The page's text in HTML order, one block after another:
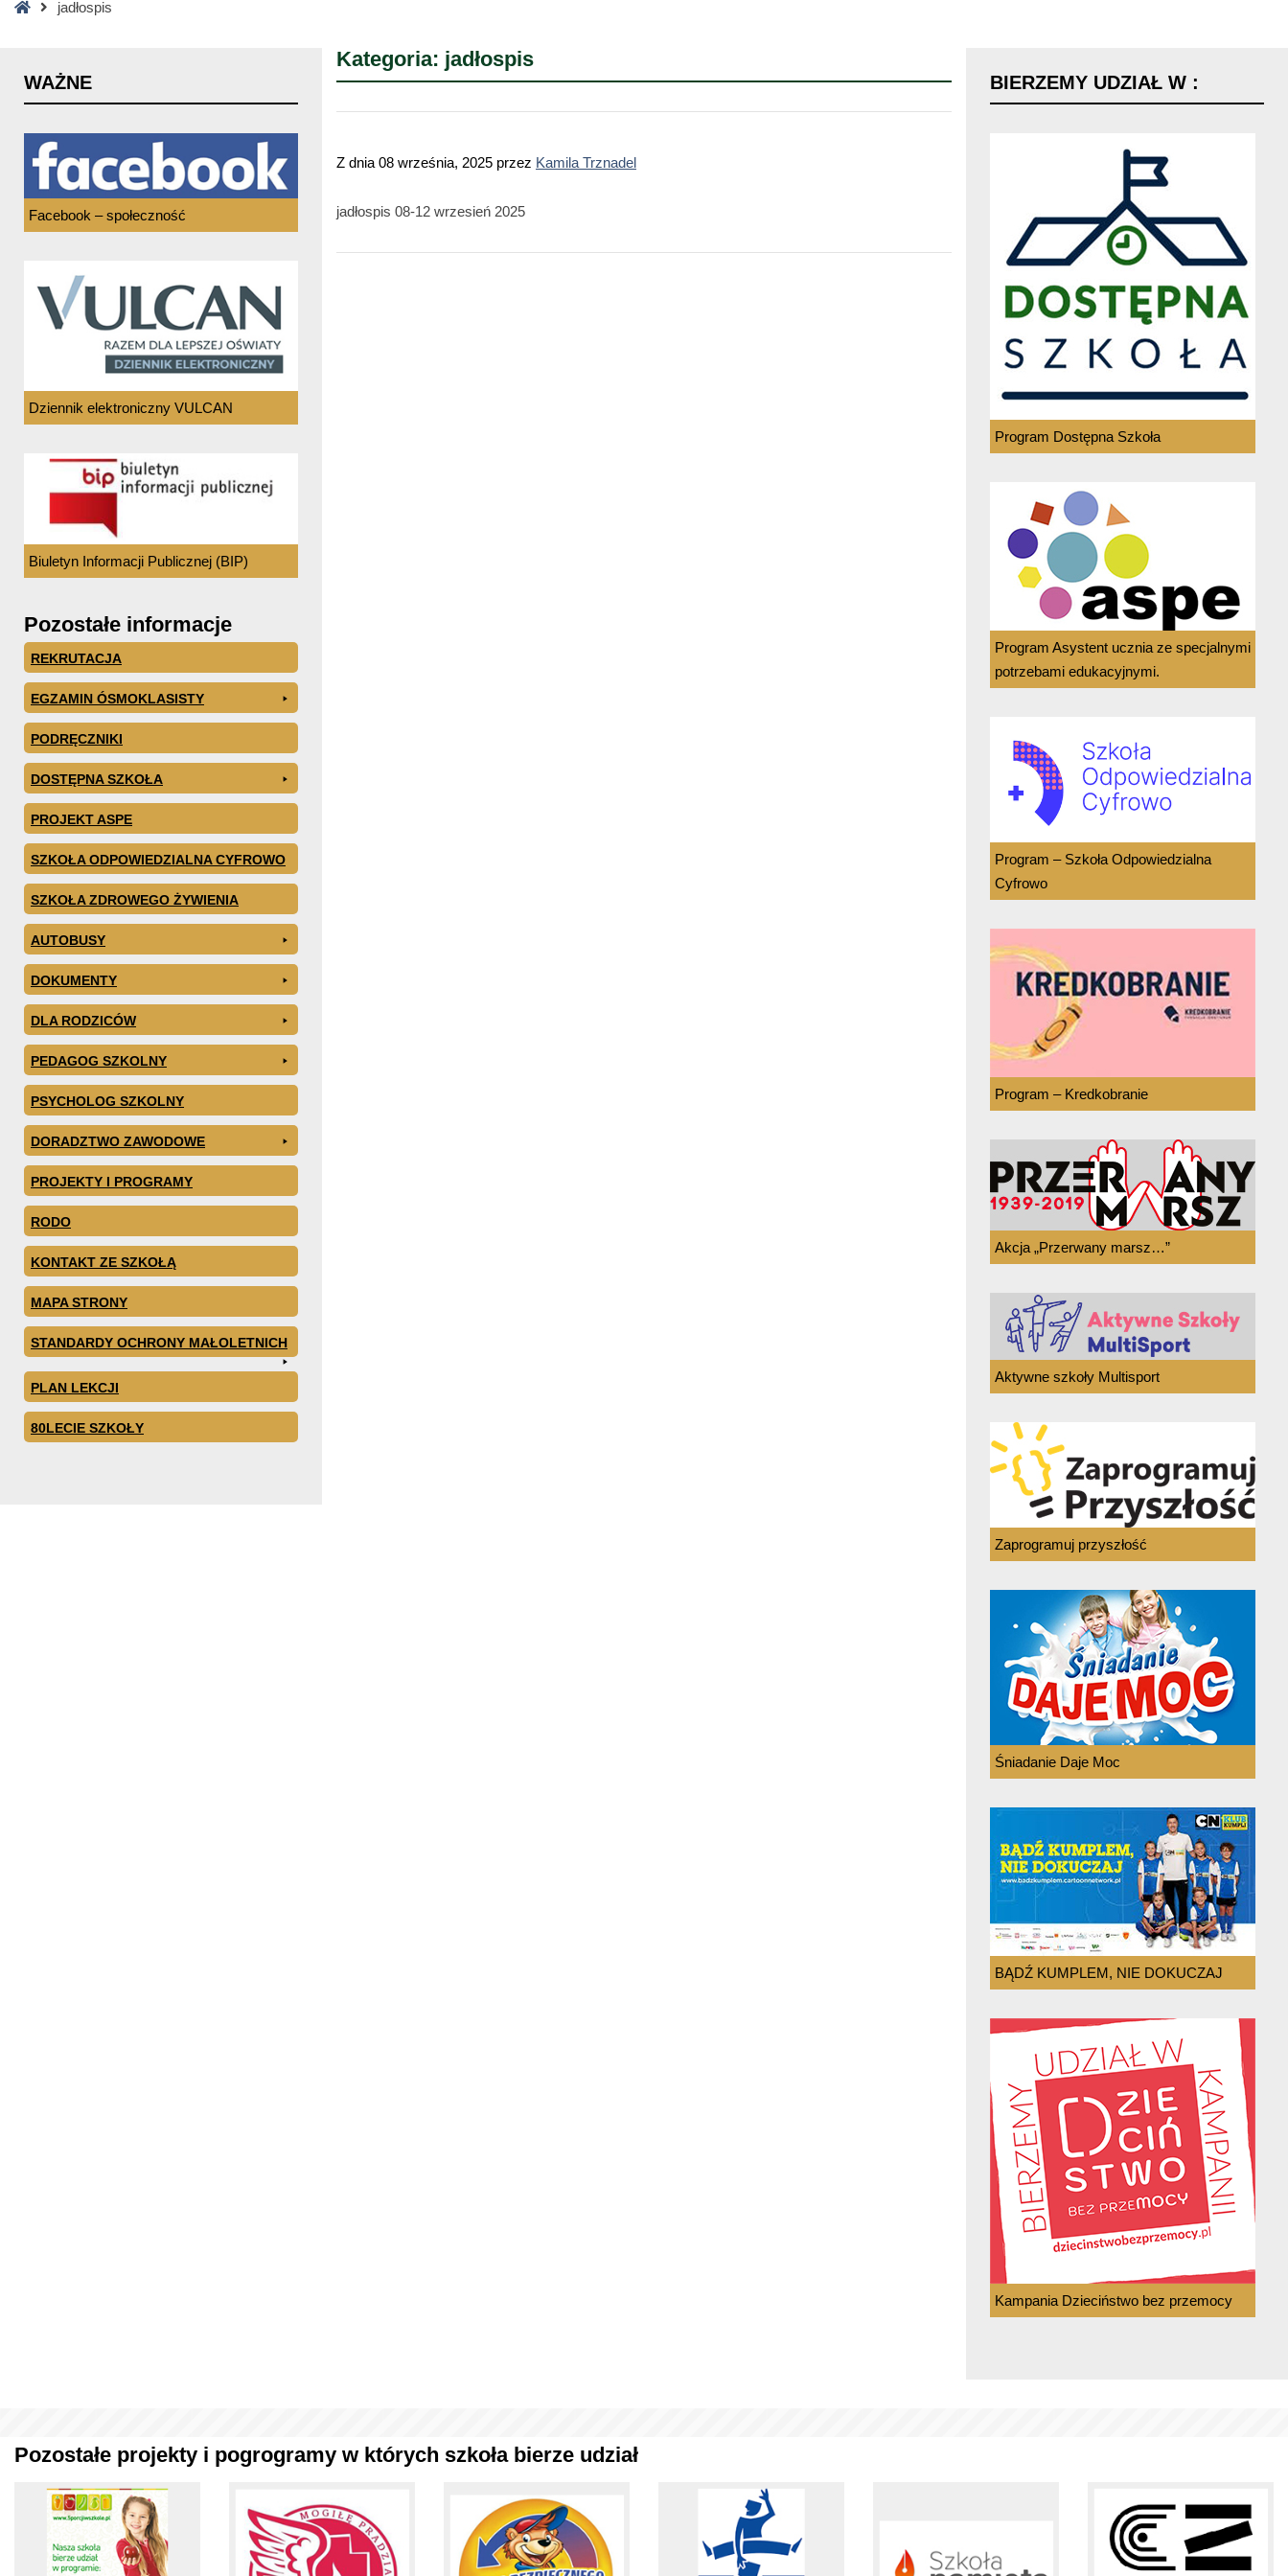
Stronajadłospis
Kategoria: jadłospis
Z dnia 08 września, 2025 przez Kamila Trznadel
jadłospis 08-12 wrzesień 2025
WAŻNE
Facebook – społeczność
Dziennik elektroniczny VULCAN
Biuletyn Informacji Publicznej (BIP)
Pozostałe informacje
REKRUTACJA
EGZAMIN ÓSMOKLASISTY
PODRĘCZNIKI
DOSTĘPNA SZKOŁA
PROJEKT ASPE
SZKOŁA ODPOWIEDZIALNA CYFROWO
SZKOŁA ZDROWEGO ŻYWIENIA
AUTOBUSY
DOKUMENTY
DLA RODZICÓW
PEDAGOG SZKOLNY
PSYCHOLOG SZKOLNY
DORADZTWO ZAWODOWE
PROJEKTY I PROGRAMY
RODO
KONTAKT ZE SZKOŁĄ
MAPA STRONY
STANDARDY OCHRONY MAŁOLETNICH
PLAN LEKCJI
80LECIE SZKOŁY
BIERZEMY UDZIAŁ W :
Program Dostępna Szkoła
Program Asystent ucznia ze specjalnymi
potrzebami edukacyjnymi.
Program – Szkoła Odpowiedzialna
Cyfrowo
Program – Kredkobranie
Akcja „Przerwany marsz…”
Aktywne szkoły Multisport
Zaprogramuj przyszłość
Śniadanie Daje Moc
BĄDŹ KUMPLEM, NIE DOKUCZAJ
Kampania Dzieciństwo bez przemocy
Pozostałe projekty i pogrogramy w których szkoła bierze udział